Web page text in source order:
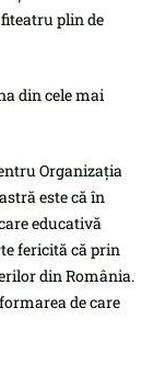
plin de
din cele mai
Organizația
este că în
educativă
fericită că prin
din România.
de care